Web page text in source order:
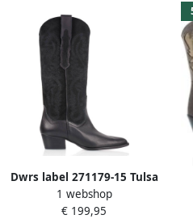
Dwrs label 271179-15 Tulsa
Laarzen
1 webshop
€ 199,95